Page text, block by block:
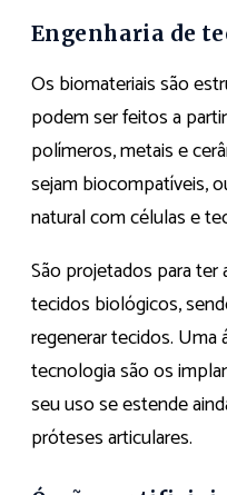
Engenharia de
Os biomateriais são
podem ser feitos a
polímeros, metais e
sejam biocompatíveis,
natural com células e
São projetados para ter
tecidos biológicos,
regenerar tecidos. Uma
tecnologia são os
seu uso se estende
próteses articulares.